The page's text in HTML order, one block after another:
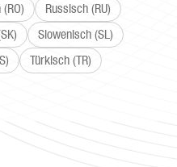
Russisch (RU)
Slowenisch (SL)
Türkisch (TR)